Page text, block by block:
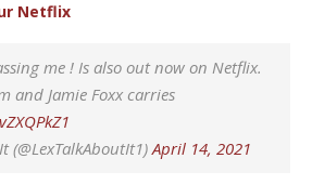
Netflix
me ! Is also out now on Netflix.
and Jamie Foxx carries
(@LexTalkAboutIt1)April 14, 2021